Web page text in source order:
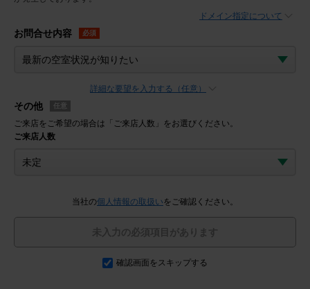
ドメイン指定について
お問合せ内容 必須
詳細な要望を入力する（任意）
その他 任意
ご来店をご希望の場合は「ご来店人数」をお選びください。
ご来店人数
当社の個人情報の取扱い をご確認ください。
未入力の必須項目があります
確認画面をスキップする